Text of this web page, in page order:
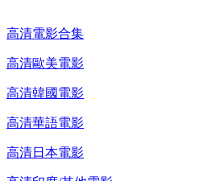
高清電影合集
高清歐美電影
高清韓國電影
高清華語電影
高清日本電影